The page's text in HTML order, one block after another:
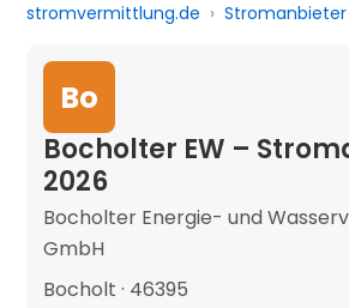
stromvermittlung.de › Stromanbieter
Bo
Bocholter EW –
2026
Bocholter Energie- und
GmbH
Bocholt · 46395